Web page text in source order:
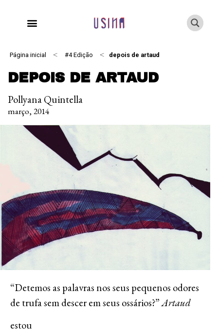
Página inicial < #4 Edição < depois de artaud
DEPOIS DE ARTAUD
Pollyana Quintella
março, 2014
“Detemos as palavras nos seus pequenos odores
de trufa sem descer em seus ossários?”Artaud
estou